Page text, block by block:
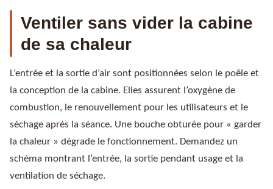
Ventiler sans vider la cabine
de sa chaleur
L’entrée et la sortie d’air sont positionnées selon le poêle et
la conception de la cabine. Elles assurent l’oxygène de
combustion, le renouvellement pour les utilisateurs et le
séchage après la séance. Une bouche obturée pour « garder
la chaleur » dégrade le fonctionnement. Demandez un
schéma montrant l’entrée, la sortie pendant usage et la
ventilation de séchage.